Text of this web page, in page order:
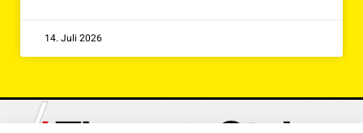
14. Juli 2026